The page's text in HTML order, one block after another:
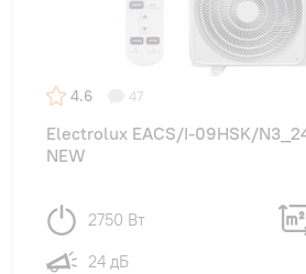
4.6 47
Electrolux EACS/I-09HSK/
NEW
2750 Вт
24 дБ